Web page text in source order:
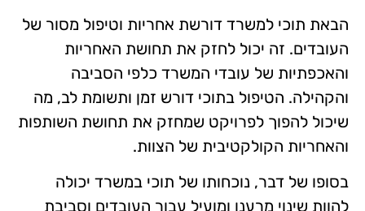
הבאת תוכי למשרד דורשת אחריות וטיפול מסור של
העובדים. זה יכול לחזק את תחושת האחריות
והאכפתיות של עובדי המשרד כלפי הסביבה
והקהילה. הטיפול בתוכי דורש זמן ותשומת לב, מה
שיכול להפוך לפרויקט שמחזק את תחושת השותפות
והאחריות הקולקטיבית של הצוות.
בסופו של דבר, נוכחותו של תוכי במשרד יכולה
להוות שינוי מרענן ומועיל עבור העובדים וסביבת